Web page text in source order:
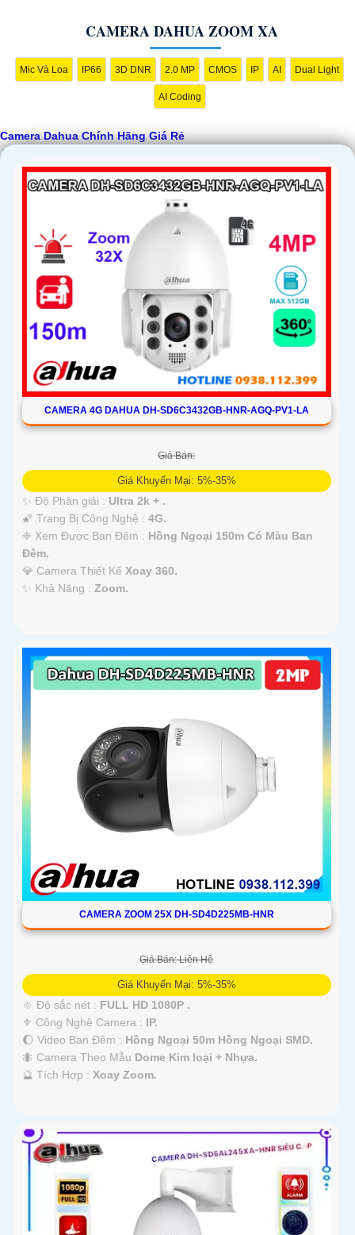
CAMERA DAHUA ZOOM XA
Mic Và Loa IP66 3D DNR 2.0 MP CMOS IP AI Dual Light
AI Coding
Camera Dahua Chính Hãng Giá Rẻ
CAMERA 4G DAHUA DH-SD6C3432GB-HNR-AGQ-PV1-LA
Giá Bán:
Giá Khuyến Mại: 5%-35%
✨ Độ Phân giải : Ultra 2k + .
🌠 Trang Bị Công Nghệ : 4G.
❈ Xem Được Ban Đêm : Hồng Ngoại 150m Có Màu Ban
Ðêm.
💎 Camera Thiết Kế Xoay 360.
️✨ Khả Năng : Zoom.
CAMERA ZOOM 25X DH-SD4D225MB-HNR
Giá Bán: Liên Hệ
Giá Khuyến Mại: 5%-35%
🔆 Độ sắc nét : FULL HD 1080P .
⚜️ Công Nghệ Camera : IP.
🌔 Video Ban Đêm : Hồng Ngoại 50m Hồng Ngoại SMD.
🐜 Camera Theo Mẫu Dome Kim loại + Nhựa.
️🔮 Tích Hợp : Xoay Zoom.